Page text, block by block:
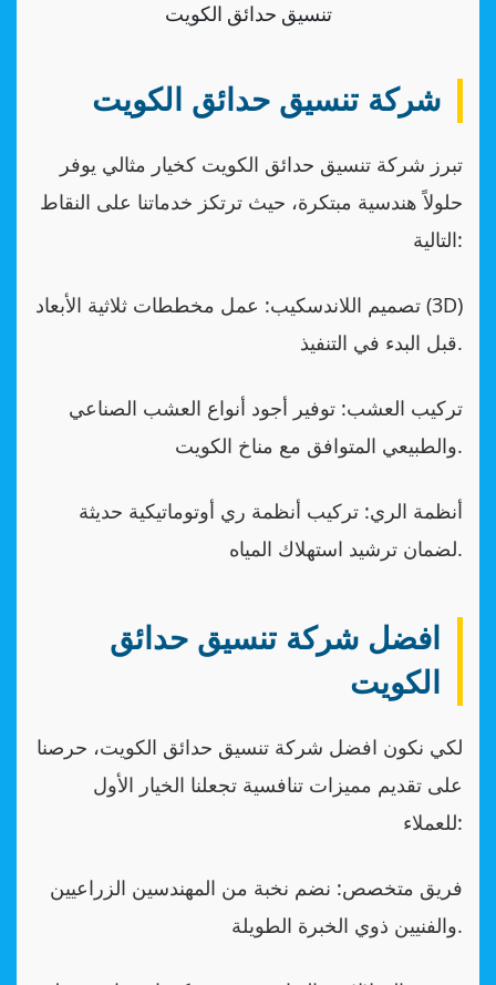
تنسيق حدائق الكويت
شركة تنسيق حدائق الكويت
تبرز شركة تنسيق حدائق الكويت كخيار مثالي يوفر
حلولاً هندسية مبتكرة، حيث ترتكز خدماتنا على النقاط
التالية:
تصميم اللاندسكيب: عمل مخططات ثلاثية الأبعاد (3D)
قبل البدء في التنفيذ.
تركيب العشب: توفير أجود أنواع العشب الصناعي
والطبيعي المتوافق مع مناخ الكويت.
أنظمة الري: تركيب أنظمة ري أوتوماتيكية حديثة
لضمان ترشيد استهلاك المياه.
افضل شركة تنسيق حدائق
الكويت
لكي نكون افضل شركة تنسيق حدائق الكويت، حرصنا
على تقديم مميزات تنافسية تجعلنا الخيار الأول
للعملاء:
فريق متخصص: نضم نخبة من المهندسين الزراعيين
والفنيين ذوي الخبرة الطويلة.